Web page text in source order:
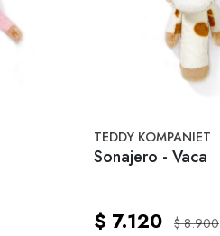
TEDDY KOMPANIET
Sonajero - Vaca
$ 7.120 $ 8.900